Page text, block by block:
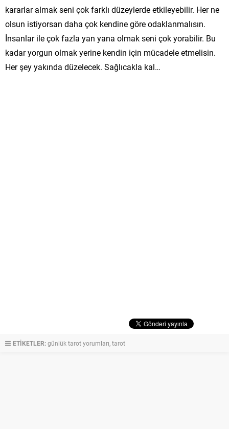
kararlar almak seni çok farklı düzeylerde etkileyebilir. Her ne
olsun istiyorsan daha çok kendine göre odaklanmalısın.
İnsanlar ile çok fazla yan yana olmak seni çok yorabilir. Bu
kadar yorgun olmak yerine kendin için mücadele etmelisin.
Her şey yakında düzelecek. Sağlıcakla kal…
ETİKETLER:günlük tarot yorumları,tarot